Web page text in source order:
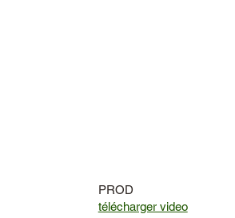
PROD
télécharger video